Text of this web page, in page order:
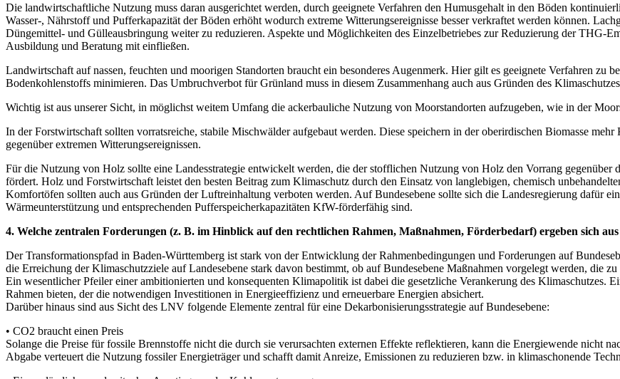
Die landwirtschaftliche Nutzung muss daran ausgerichtet werden, durch geeignete Verfahren den Humusgehalt in den Böden
Wasser-, Nährstoff und Pufferkapazität der Böden erhöht wodurch extreme Witterungsereignisse besser verkraftet werden können.
Düngemittel- und Gülleausbringung weiter zu reduzieren. Aspekte und Möglichkeiten des Einzelbetriebes zur Reduzierung der THG-
Ausbildung und Beratung mit einfließen.
Landwirtschaft auf nassen, feuchten und moorigen Standorten braucht ein besonderes Augenmerk. Hier gilt es geeignete Verfahren zu
Bodenkohlenstoffs minimieren. Das Umbruchverbot für Grünland muss in diesem Zusammenhang auch aus Gründen des
Wichtig ist aus unserer Sicht, in möglichst weitem Umfang die ackerbauliche Nutzung von Moorstandorten aufzugeben, wie in der
In der Forstwirtschaft sollten vorratsreiche, stabile Mischwälder aufgebaut werden. Diese speichern in der oberirdischen Biomasse
gegenüber extremen Witterungsereignissen.
Für die Nutzung von Holz sollte eine Landesstrategie entwickelt werden, die der stofflichen Nutzung von Holz den Vorrang gegenüber
fördert. Holz und Forstwirtschaft leistet den besten Beitrag zum Klimaschutz durch den Einsatz von langlebigen, chemisch
Komfortöfen sollten auch aus Gründen der Luftreinhaltung verboten werden. Auf Bundesebene sollte sich die Landesregierung dafür
Wärmeunterstützung und entsprechenden Pufferspeicherkapazitäten KfW-förderfähig sind.
4. Welche zentralen Forderungen (z. B. im Hinblick auf den rechtlichen Rahmen, Maßnahmen, Förderbedarf) ergeben sich
Der Transformationspfad in Baden-Württemberg ist stark von der Entwicklung der Rahmenbedingungen und Forderungen auf
die Erreichung der Klimaschutzziele auf Landesebene stark davon bestimmt, ob auf Bundesebene Maßnahmen vorgelegt werden, die
Ein wesentlicher Pfeiler einer ambitionierten und konsequenten Klimapolitik ist dabei die gesetzliche Verankerung des Klimaschutzes.
Rahmen bieten, der die notwendigen Investitionen in Energieeffizienz und erneuerbare Energien absichert.
Darüber hinaus sind aus Sicht des LNV folgende Elemente zentral für eine Dekarbonisierungsstrategie auf Bundesebene:
• CO2 braucht einen Preis
Solange die Preise für fossile Brennstoffe nicht die durch sie verursachten externen Effekte reflektieren, kann die Energiewende nicht
Abgabe verteuert die Nutzung fossiler Energieträger und schafft damit Anreize, Emissionen zu reduzieren bzw. in klimaschonende